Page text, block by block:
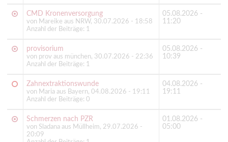
CMD Kronenversorgung
von Mareike aus NRW, 30.07.2026 - 18:58
Anzahl der Beiträge: 1
05.08.2026 -
11:20
provisorium
von prov aus münchen, 30.07.2026 - 22:36
Anzahl der Beiträge: 1
05.08.2026 -
10:39
Zahnextraktionswunde
von Maria aus Bayern, 04.08.2026 - 19:11
Anzahl der Beiträge: 0
04.08.2026 -
19:11
Schmerzen nach PZR
von Sladana aus Müllheim, 29.07.2026 -
20:09
01.08.2026 -
05:00